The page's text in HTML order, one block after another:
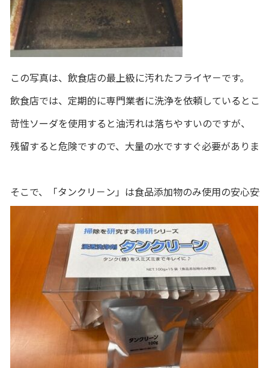
この写真は、飲食店の最上級に汚れたフライヤ－です。
飲食店では、定期的に専門業者に洗浄を依頼しているとこ
苛性ソーダを使用すると油汚れは落ちやすいのですが、
残留すると危険ですので、大量の水ですすぐ必要がありま
そこで、「タンクリ－ン」は食品添加物のみ使用の安心安